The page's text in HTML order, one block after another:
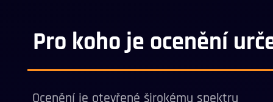
Pro koho je ocenění
Ocenění je otevřené širokému spektru